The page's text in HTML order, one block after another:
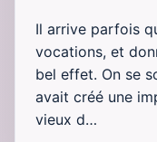
Il arrive parfois
vocations, et
bel effet. On se
avait créé une
vieux d…